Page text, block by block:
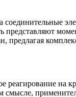
представляют
предлагая
реагирование на